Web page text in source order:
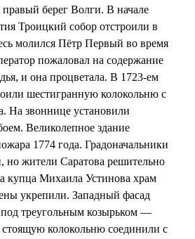
правый берег Волги. В начале
Троицкий собор отстроили в
молился Пётр Первый во время
пожаловал на содержание
и она процветала. В 1723-ем
шестигранную колокольню с
На звоннице установили
Великолепное здание
1774 года. Градоначальники
но жители Саратова решительно
купца Михаила Устинова храм
укрепили. Западный фасад
треугольным козырьком —
колокольню соединили с